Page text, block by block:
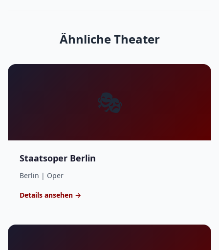
Ähnliche Theater
🎭
Staatsoper Berlin
Berlin | Oper
Details ansehen →